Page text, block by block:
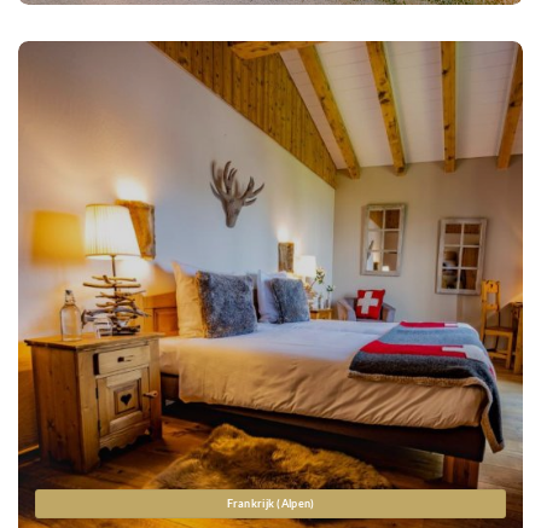
Frankrijk (Alpen)